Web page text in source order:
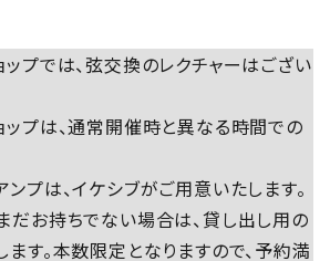
プでは、弦交換のレクチャーはござい
プは、通常開催時と異なる時間での
プは、イケシブがご用意いたします。
お持ちでない場合は、貸し出し用の
す。本数限定となりますので、予約満